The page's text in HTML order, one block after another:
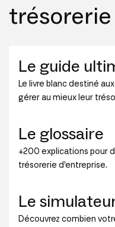
trésorerie
Le guide
Le livre blanc destiné
gérer au mieux leur
Le glossaire
+200 explications pour
trésorerie d’entreprise.
Le
Découvrez combien